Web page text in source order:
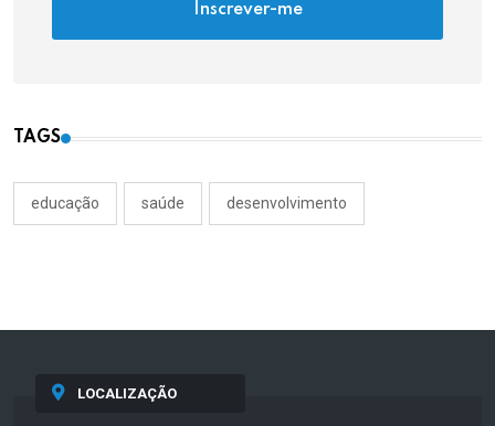
Inscrever-me
TAGS
educação saúde desenvolvimento
LOCALIZAÇÃO